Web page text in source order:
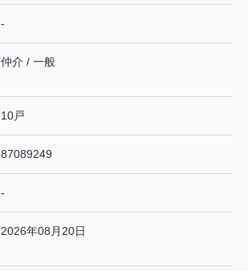
-
仲介 / 一般
10戸
87089249
-
2026年08月20日